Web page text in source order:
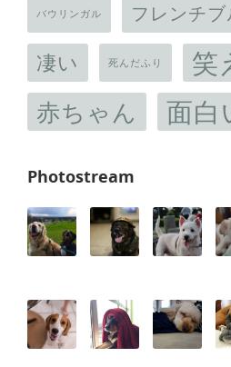
バウリンガル フレンチ
凄い 死んだふり 笑
赤ちゃん 面白
Photostream